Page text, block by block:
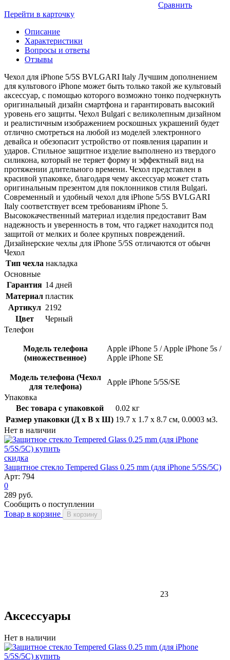
Сравнить
Перейти в карточку
Описание
Характеристики
Вопросы и ответы
Отзывы
Чехол для iPhone 5/5S BVLGARI Italy Лучшим дополнением
для культового iPhone может быть только такой же культовый
аксессуар, с помощью которого возможно тонко подчеркнуть
оригинальный дизайн смартфона и гарантировать высокий
уровень его защиты. Чехол Bulgari с великолепным дизайном
и реалистичным изображением роскошных украшений будет
отлично смотреться на любой из моделей электронного
девайса и обезопасит устройство от появления царапин и
ударов. Стильное защитное изделие выполнено из твердого
силикона, который не теряет форму и эффектный вид на
протяжении длительного времени. Чехол представлен в
красивой упаковке, благодаря чему аксессуар может стать
оригинальным презентом для поклонников стиля Bulgari.
Современный и удобный чехол для iPhone 5/5S BVLGARI
Italy соответствует всем требованиям iPhone 5.
Высококачественный материал изделия предоставит Вам
надежность и уверенность в том, что гаджет находится под
защитой от мелких и более крупных повреждений.
Дизайнерские чехлы для iPhone 5/5S отличаются от обычн
Чехол
Тип чехла накладка
Основные
Гарантия 14 дней
Материал пластик
Артикул 2192
Цвет
Черный
Телефон
Модель телефона
(множественное)
Apple iPhone 5 / Apple iPhone 5s /
Apple iPhone SE
Модель телефона (Чехол
для телефона)
Apple iPhone 5/5S/SE
Упаковка
Вес товара с упаковкой
0.02 кг
Размер упаковки (Д x В x Ш) 19.7 x 1.7 x 8.7 см, 0.0003 м3.
Нет в наличии
скидка
Защитное стекло Tempered Glass 0.25 mm (для iPhone 5/5S/5C)
Арт: 794
0
289 руб.
Сообщить о поступлении
Товар в корзине
В корзину
23
Аксессуары
Нет в наличии